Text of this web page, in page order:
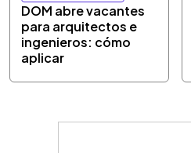
DOM abre vacantes
para arquitectos e
ingenieros: cómo
aplicar